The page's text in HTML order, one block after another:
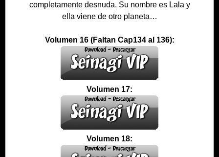
completamente desnuda. Su nombre es Lala y
ella viene de otro planeta…
Volumen 16 (Faltan Cap134 al 136):
Volumen 17:
Volumen 18: